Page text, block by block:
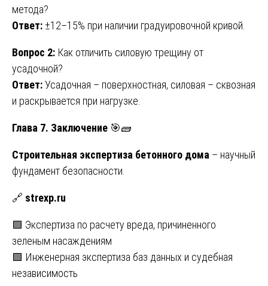
метода?
Ответ: ±12–15% при наличии градуировочной кривой.
Вопрос 2: Как отличить силовую трещину от
усадочной?
Ответ:Усадочная – поверхностная, силовая – сквозная
и раскрывается при нагрузке.
Глава 7. Заключение 🎯🧱
Строительная экспертиза бетонного дома – научный
фундамент безопасности.
🔗 strexp.ru
Навигация
по
записям
🟩 Экспертиза по расчету вреда, причиненного
зеленым насаждениям
🟩 Инженерная экспертиза баз данных и судебная
независимость